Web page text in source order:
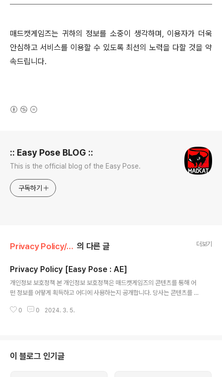
매드캣게임즈는 귀하의 정보를 소중이 생각하며, 이용자가 더욱
안심하고 서비스를 이용할 수 있도록 최선의 노력을 다할 것을 약
속드립니다.
:: Easy Pose BLOG ::
This is the official blog of the Easy Pose.
구독하기
Privacy Policy/Korean 의 다른 글 더보기
Privacy Policy [Easy Pose : AE]
개인정보 보호정책 본 개인정보 보호정책은 매드캣게임즈의 콘텐츠를 통해 어
떤 정보를 어떻게 획득하고 어디에 사용하는지 공개합니다. 당사는 콘텐츠를 사
고 있습니다. 당사는 서비스를 제공하고 개선하기 위해 귀하의 데이터를 사용합
개인정보 수집 항목 및 방법 당사가 서비스하는 '이지포저:AE' 는 개인정보를
수집하지 않습니다. 2. 개인정보 처리 및 보유 기간 당사가 서비스하는 '이지포
0 0 2024. 3. 5.
이 블로그 인기글